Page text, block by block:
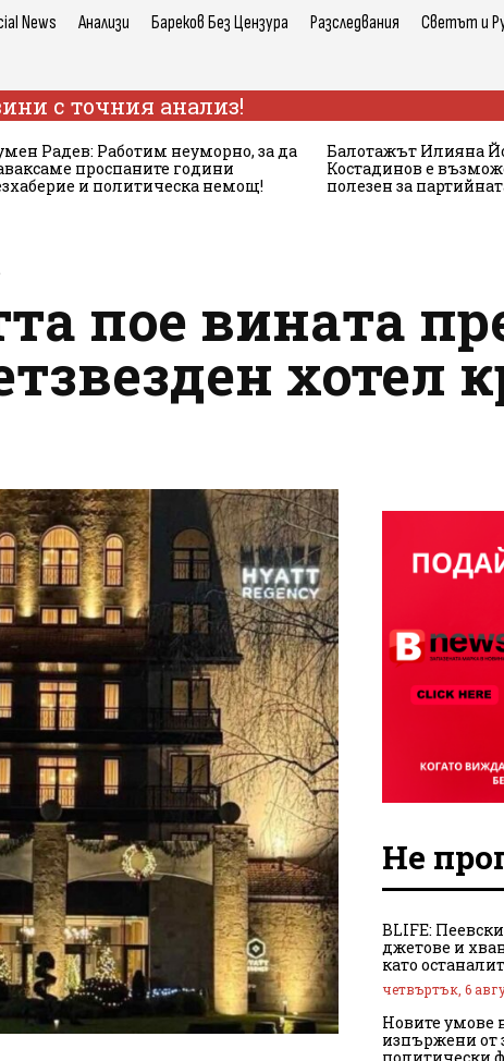
News Анализи Бареков Без Цензура Разследвания Светът и
с точния анализ!
Радев: Работим неуморно, за да
проспаните години
и политическа немощ!
Балотажът Илияна
Костадинов е
полезен за
пое вината
хотел
Не
BLIFE:
джетове и
като
четвъртък, 6
Новите умове
изпържени от